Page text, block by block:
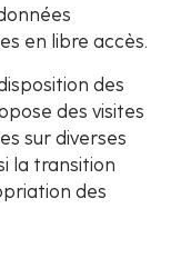
en libre accès.
des
des visites
sur diverses
la transition
des